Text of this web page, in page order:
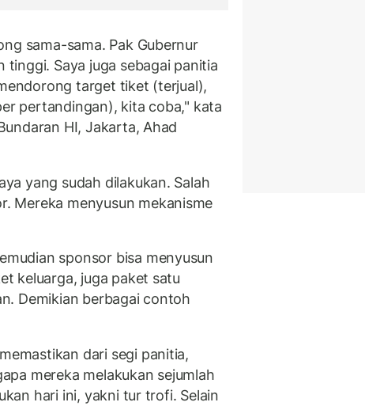
sama-sama. Pak Gubernur
Saya juga sebagai panitia
target tiket (terjual),
pertandingan), kita coba," kata
HI, Jakarta, Ahad
yang sudah dilakukan. Salah
Mereka menyusun mekanisme
sponsor bisa menyusun
keluarga, juga paket satu
Demikian berbagai contoh
dari segi panitia,
mereka melakukan sejumlah
hari ini, yakni tur trofi. Selain